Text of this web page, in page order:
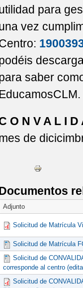
para
vez
saber
O N V A L I
de
Adjunto
Solicitud de Matrícula
Solicitud de Matrícula
Solicitud de
corresponde al centro
Solicitud de